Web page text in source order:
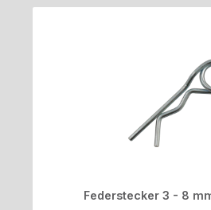
Federstecker 3 - 8